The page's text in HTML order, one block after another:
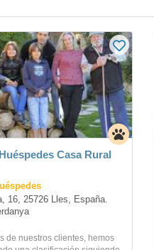
Casa Rural
16, 25726 Lles, España.
de nuestros clientes, hemos